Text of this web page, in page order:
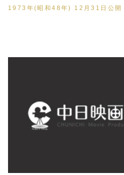
1973年(昭和48年) 12月31日公開